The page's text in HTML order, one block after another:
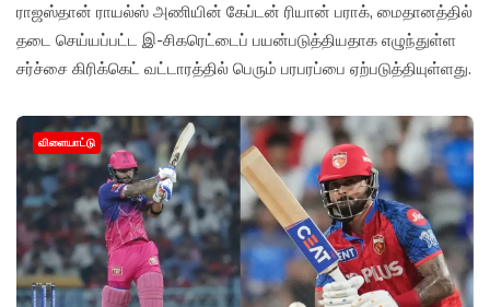
ராஜஸ்தான் ராயல்ஸ் அணியின் கேப்டன் ரியான் பராக், மைதானத்தில்
தடை செய்யப்பட்ட இ-சிகரெட்டைப் பயன்படுத்தியதாக எழுந்துள்ள
சர்ச்சை கிரிக்கெட் வட்டாரத்தில் பெரும் பரபரப்பை ஏற்படுத்தியுள்ளது.
விளையாட்டு